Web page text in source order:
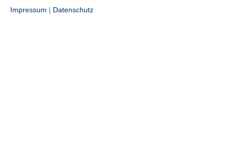
Impressum | Datenschutz